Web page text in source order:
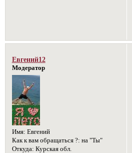
Евгений12
Модератор
Имя: Евгений
Как к вам обращаться ?: на "Ты"
Откуда: Курская обл.